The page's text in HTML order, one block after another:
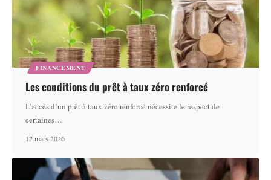
FINANCEMENT
Les conditions du prêt à taux zéro renforcé
L’accès d’un prêt à taux zéro renforcé nécessite le respect de
certaines…
12 mars 2026